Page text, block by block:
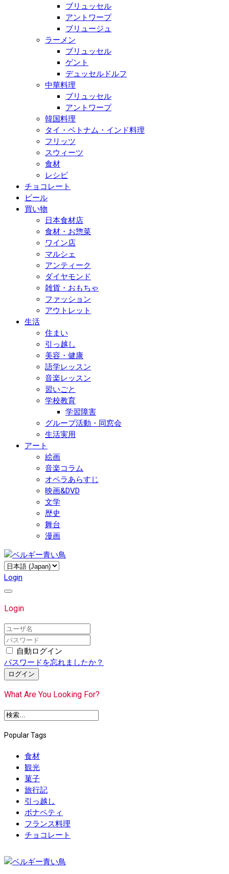
ブリュッセル
アントワープ
ブリュージュ
ラーメン
ブリュッセル
ゲント
デュッセルドルフ
中華料理
ブリュッセル
アントワープ
韓国料理
タイ・ベトナム・インド料理
フリッツ
スウィーツ
食材
レシピ
チョコレート
ビール
買い物
日本食材店
食材・お惣菜
ワイン店
マルシェ
アンティーク
ダイヤモンド
雑貨・おもちゃ
ファッション
アウトレット
生活
住まい
引っ越し
美容・健康
語学レッスン
音楽レッスン
習いごと
学校教育
学習障害
グループ活動・同窓会
生活実用
アート
絵画
音楽コラム
オペラあらすじ
映画&DVD
文学
歴史
舞台
漫画
Login
Login
自動ログイン
パスワードを忘れましたか？
ログイン
What Are You Looking For?
Popular Tags
食材
観光
菓子
旅行記
引っ越し
ボナペティ
フランス料理
チョコレート